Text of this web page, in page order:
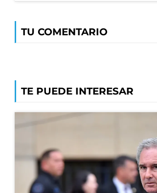
TU COMENTARIO
TE PUEDE INTERESAR